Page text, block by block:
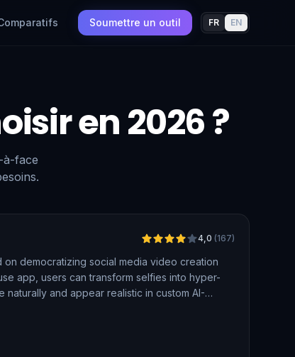
Soumettre un outil FR EN
en 2026 ?
à-face
4,0 (167)
democratizing social media video creation
app, users can transform selfies into hyper-
and appear realistic in custom AI-